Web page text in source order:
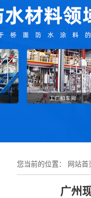
您当前的位置： 网站首
广州